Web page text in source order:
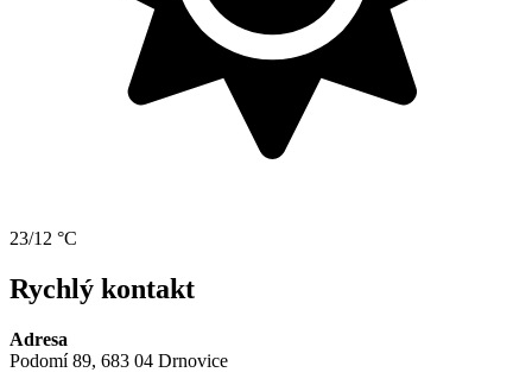
23/12 °C
Rychlý kontakt
Adresa
Podomí 89, 683 04 Drnovice